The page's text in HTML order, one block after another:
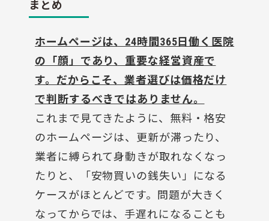
まとめ
ホームページは、24時間365日働く医院
の「顔」であり、重要な経営資産で
す。だからこそ、業者選びは価格だけ
で判断するべきではありません。
これまで見てきたように、無料・格安
のホームページは、更新が滞ったり、
業者に縛られて身動きが取れなくなっ
たりと、「安物買いの銭失い」になる
ケースがほとんどです。問題が大きく
なってからでは、手遅れになることも